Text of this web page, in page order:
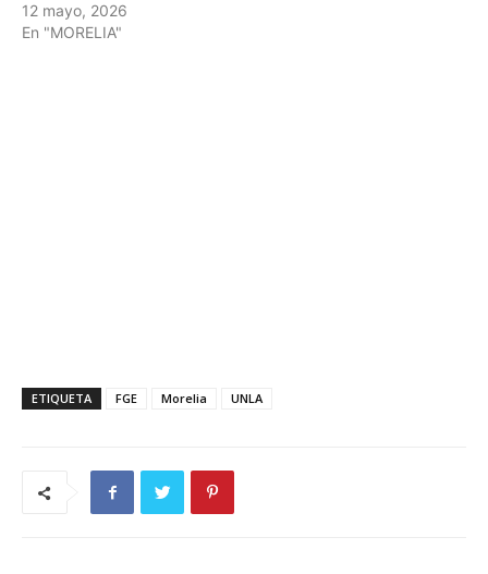
12 mayo, 2026
En "MORELIA"
ETIQUETA FGE Morelia UNLA